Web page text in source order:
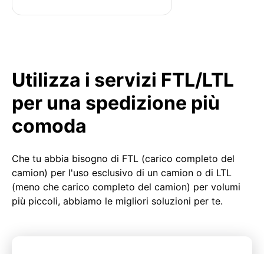
Utilizza i servizi FTL/LTL
per una spedizione più
comoda
Che tu abbia bisogno di FTL (carico completo del
camion) per l'uso esclusivo di un camion o di LTL
(meno che carico completo del camion) per volumi
più piccoli, abbiamo le migliori soluzioni per te.